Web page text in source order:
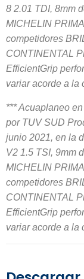
8 2.01 TDI, 8mm
MICHELIN
competidores
CONTINENTAL
EfficientGrip
variar acorde a la
*** Acuaplaneo
por TUV SUD
junio 2021, en la
V2 1.5 TSI, 9mm
MICHELIN
competidores
CONTINENTAL
EfficientGrip
variar acorde a la